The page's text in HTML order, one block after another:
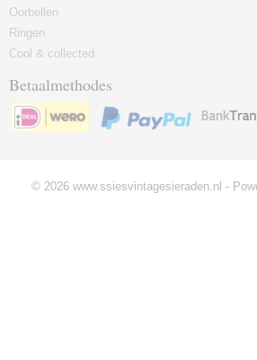
Oorbellen
Ringen
Cool & collected
Betaalmethodes
© 2026 www.ssiesvintagesieraden.nl -